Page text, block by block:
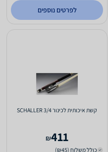
לפרטים נוספים
קשת איכותית לכינור 3/4 SCHALLER
411
₪
כולל משלוח (₪45)